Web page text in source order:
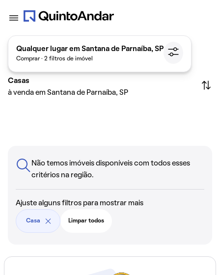
Qualquer lugar em Santana de Parnaíba, SP
Comprar · 2 filtros de imóvel
Casas
à venda em Santana de Parnaíba, SP
Não temos imóveis disponíveis com todos esses
critérios na região.
Ajuste alguns filtros para mostrar mais
Casa Limpar todos